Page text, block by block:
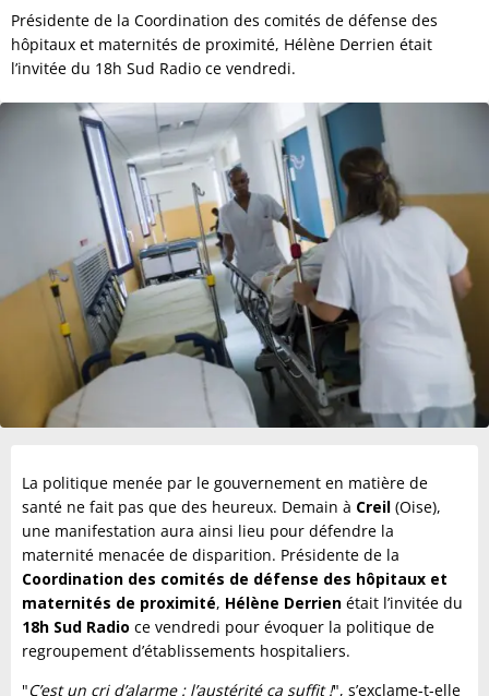
Présidente de la Coordination des comités de défense des
hôpitaux et maternités de proximité, Hélène Derrien était
l’invitée du 18h Sud Radio ce vendredi.
La politique menée par le gouvernement en matière de
santé ne fait pas que des heureux. Demain à Creil (Oise),
une manifestation aura ainsi lieu pour défendre la
maternité menacée de disparition. Présidente de la
Coordination des comités de défense des hôpitaux et
maternités de proximité, Hélène Derrien était l’invitée du
18h Sud Radio ce vendredi pour évoquer la politique de
regroupement d’établissements hospitaliers.
"C’est un cri d’alarme : l’austérité ça suffit !", s’exclame-t-elle